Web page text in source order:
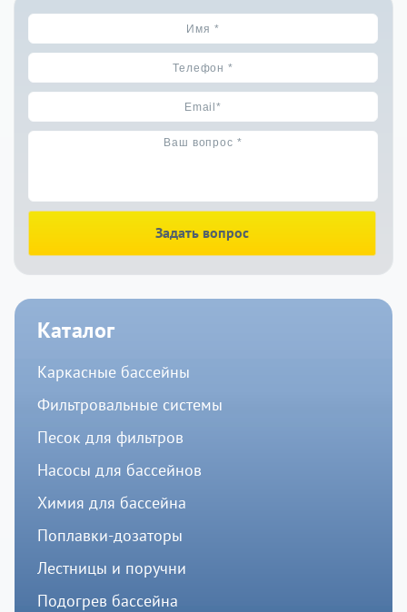
Задать вопрос
Каталог
Каркасные бассейны
Фильтровальные системы
Песок для фильтров
Насосы для бассейнов
Химия для бассейна
Поплавки-дозаторы
Лестницы и поручни
Подогрев бассейна